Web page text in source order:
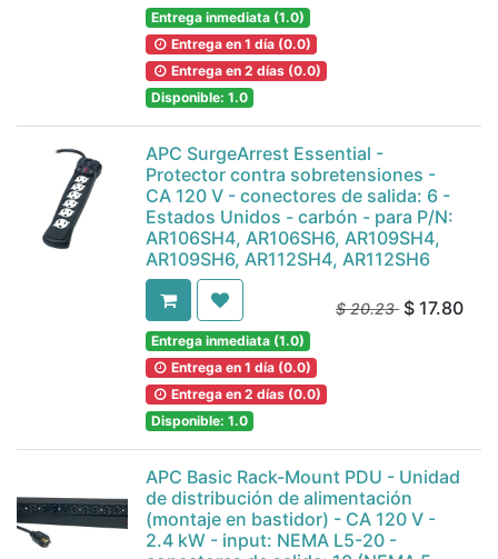
Entrega inmediata (1.0)
Entrega en 1 día (0.0)
Entrega en 2 días (0.0)
Disponible: 1.0
APC SurgeArrest Essential -
Protector contra sobretensiones -
CA 120 V - conectores de salida: 6 -
Estados Unidos - carbón - para P/N:
AR106SH4, AR106SH6, AR109SH4,
AR109SH6, AR112SH4, AR112SH6
$20.23 $ 17.80
Entrega inmediata (1.0)
Entrega en 1 día (0.0)
Entrega en 2 días (0.0)
Disponible: 1.0
APC Basic Rack-Mount PDU - Unidad
de distribución de alimentación
(montaje en bastidor) - CA 120 V -
2.4 kW - input: NEMA L5-20 -